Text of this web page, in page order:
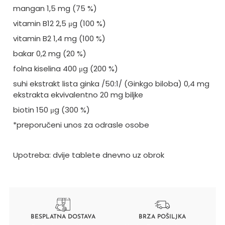
mangan 1,5 mg (75 %)
vitamin B12 2,5 μg (100 %)
vitamin B2 1,4 mg (100 %)
bakar 0,2 mg (20 %)
folna kiselina 400 μg (200 %)
suhi ekstrakt lista ginka /50:1/ (Ginkgo biloba) 0,4 mg
ekstrakta ekvivalentno 20 mg biljke
biotin 150 μg (300 %)
*preporučeni unos za odrasle osobe
Upotreba: dvije tablete dnevno uz obrok
BESPLATNA DOSTAVA BRZA POŠILJKA